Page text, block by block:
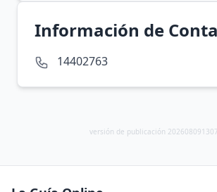
Información de
14402763
versión de publicación